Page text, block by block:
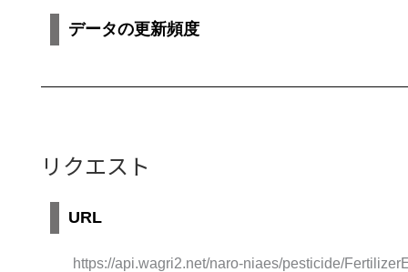
データの更新頻度
リクエスト
URL
https://api.wagri2.net/naro-niaes/pesticide/